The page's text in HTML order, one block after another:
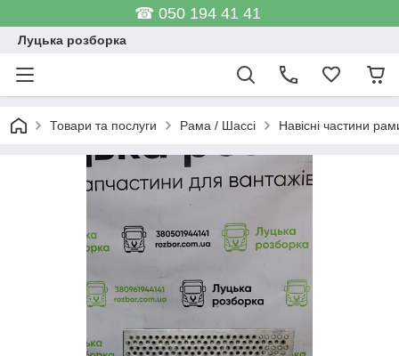
☎ 050 194 41 41
Луцька розборка
Товари та послуги Рама / Шассі Навісні частини